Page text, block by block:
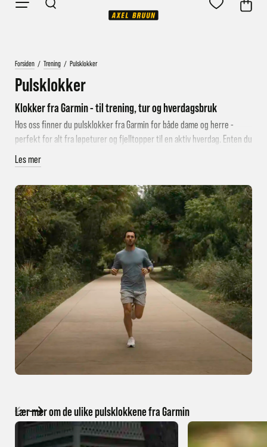
Forsiden / Trening / Pulsklokker
Pulsklokker
Klokker fraGarmin- til trening, tur og hverdagsbruk
Hos oss finner du pulsklokker fra Garmin for både dame og herre -
perfekt for alt fra løpeturer og fjelltopper til en aktiv hverdag. Enten du
er nybegynner eller virkelig tar treningen på alvor, har Garmin en klokke
som passer deg.
Pulsklokke fra Garmin er laget for å gi deg mer ut av både trening og
hverdagsaktivitet. Enten du løper i marka, trener til triatlon eller bare
vil holde oversikt over helsen, finner du en klokke som passer dine
behov hos oss - her er det alt fra enkle modeller med de viktigste
funksjonene til avanserte pulsklokker med kart, EKG-støtte og
multisportsfunksjoner.
Finn riktig pulsklokke for deg og dine behov
Garmin har et stort utvalg, og det kan være vanskelig å vite hvor du skal
starte. Derfor har vi laget enkle guider som hjelper deg å velge riktig.
Du finner alle våre guider og mer informasjon om pulsklokkene fra
Garmin her!
Trenger du hjelp til å finne rett modell?
Les mer
Lær mer om de ulike pulsklokkene fra Garmin